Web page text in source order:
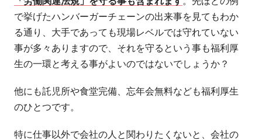
で挙げたハンバーガーチェーンの出来事を見てもわか
る通り、大手であっても現場レベルでは守れていない
事が多々ありますので、それを守るという事も福利厚
生の一環と考える事がよいのではないでしょうか？
他にも託児所や食堂完備、忘年会無料なども福利厚生
のひとつです。
特に仕事以外で会社の人と関わりたくないと、会社の